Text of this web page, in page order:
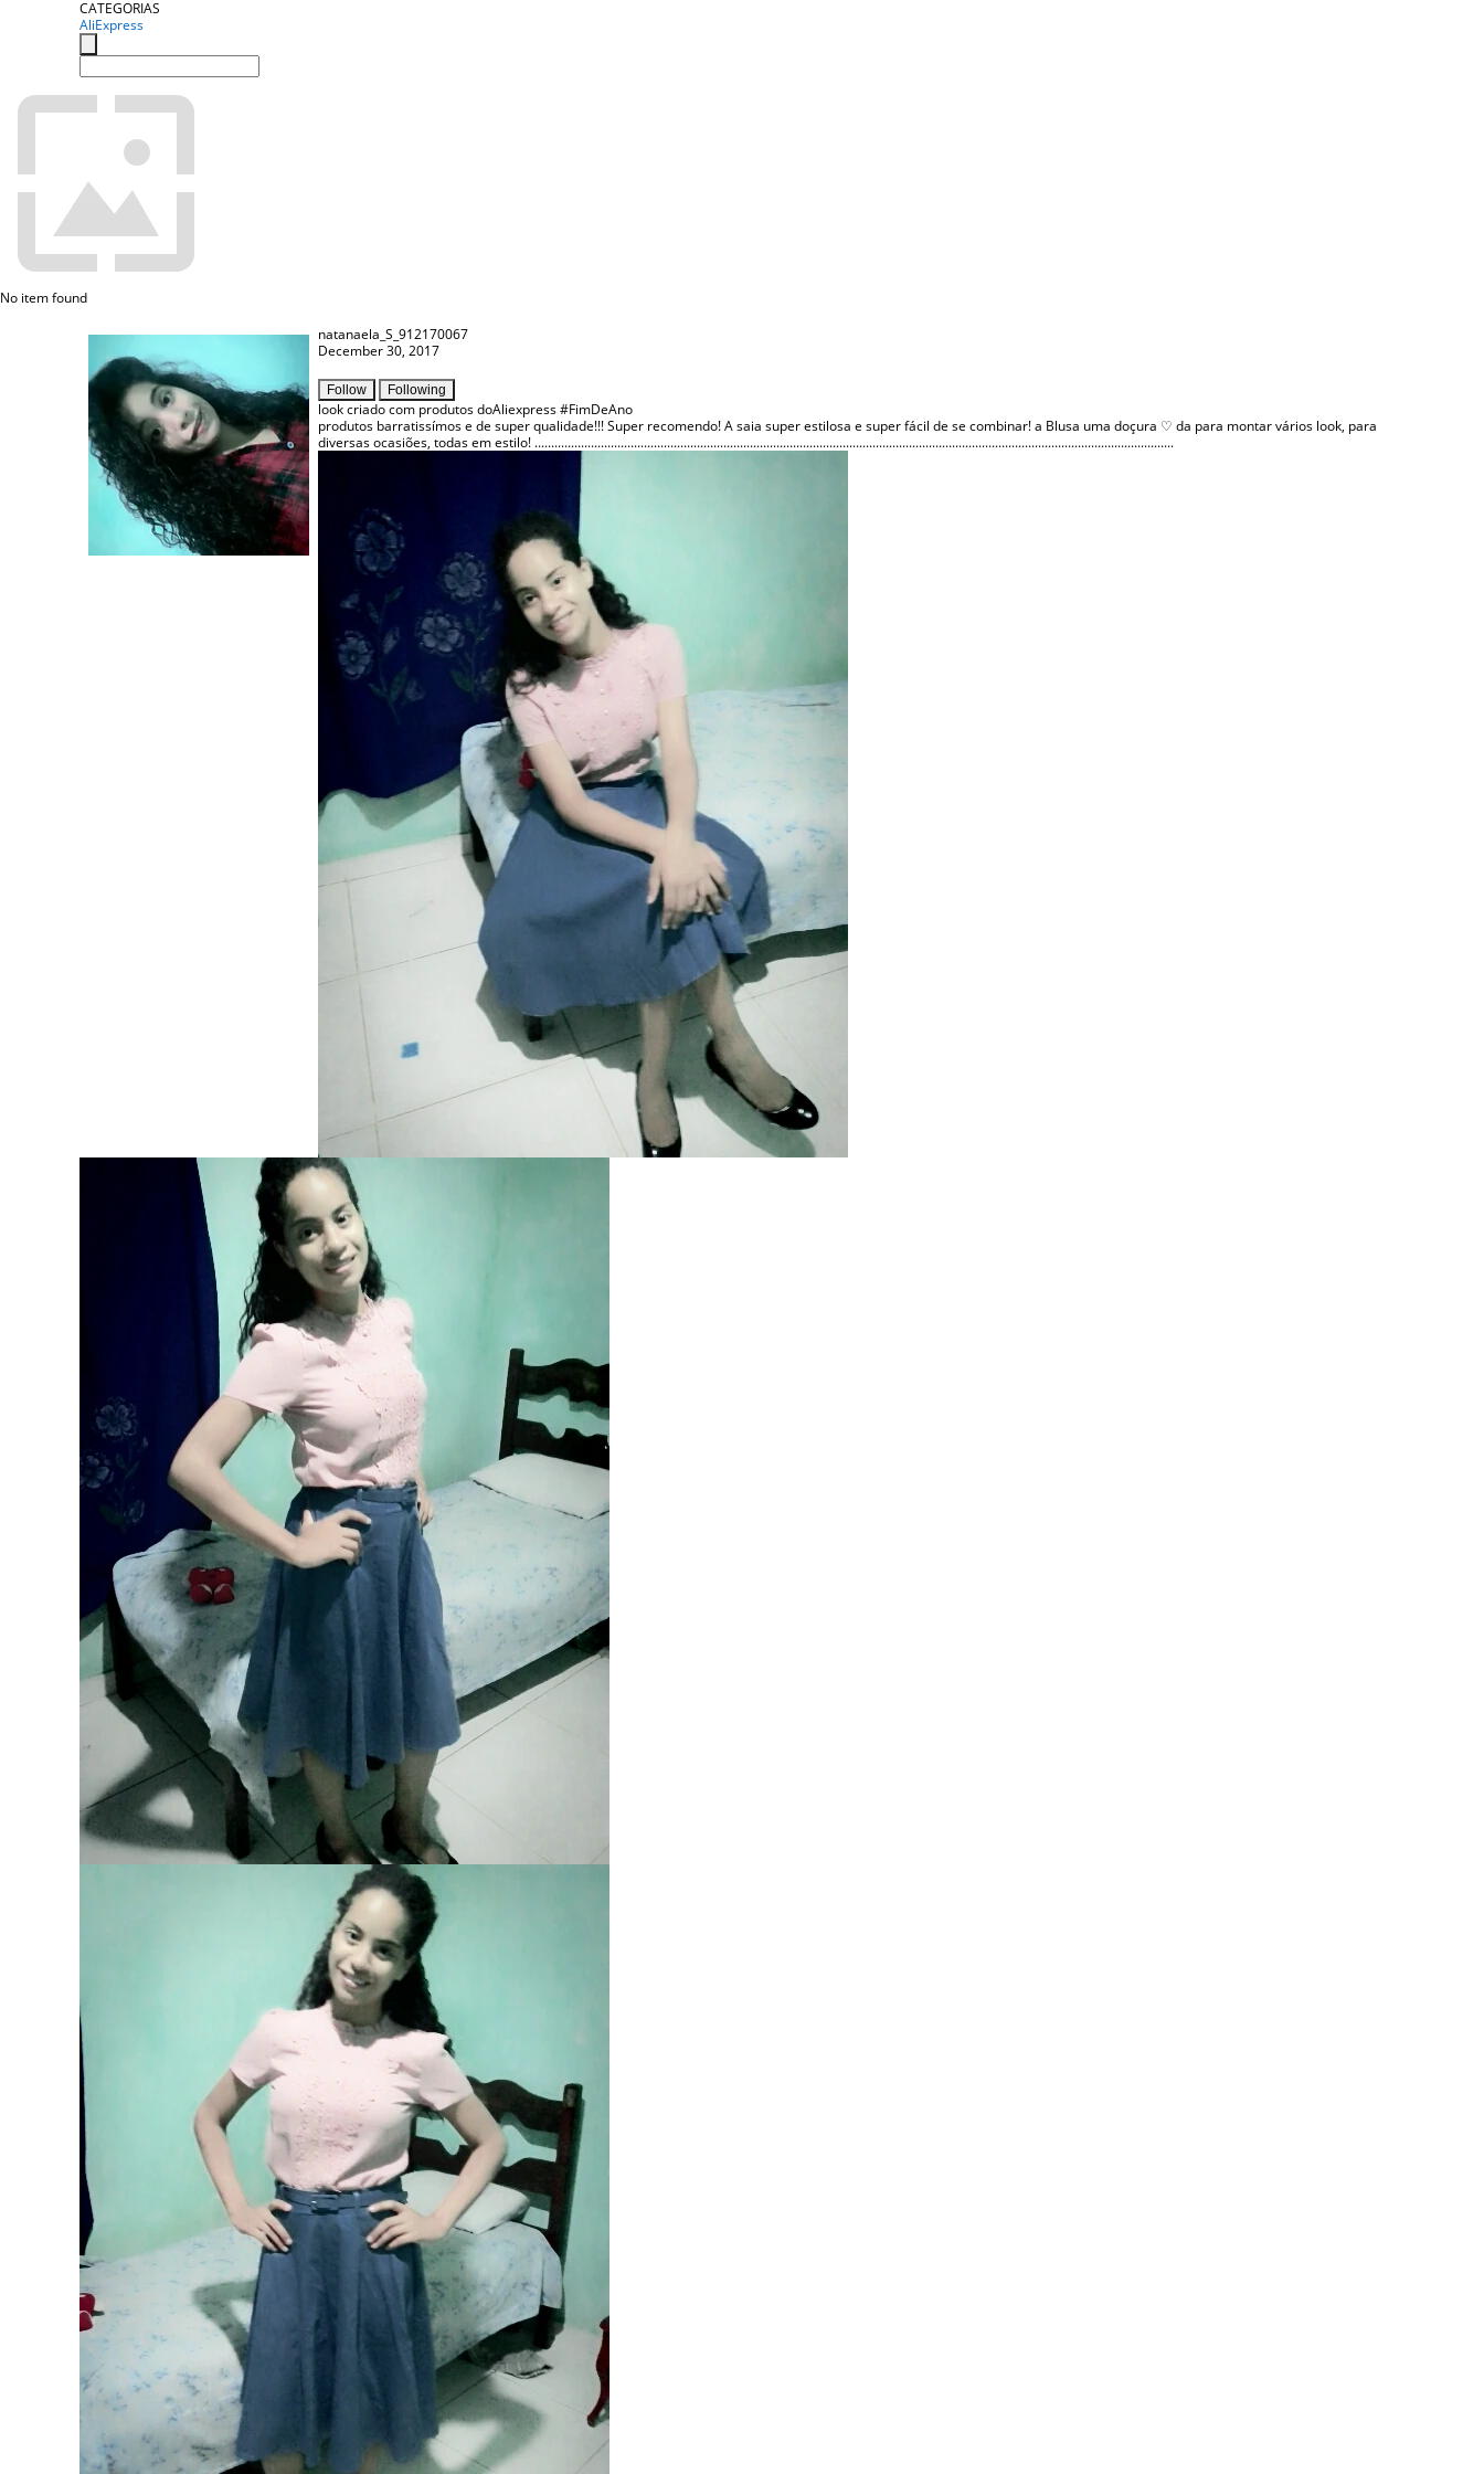
CATEGORIAS
AliExpress
No item found
natanaela_S_912170067
December 30, 2017
Follow Following
look criado com produtos doAliexpress #FimDeAno
produtos barratissímos e de super qualidade!!! Super recomendo! A saia super estilosa e super fácil de se combinar! a Blusa uma doçura ♡ da para montar vários look, para
diversas ocasiões, todas em estilo! .................................................................................................................................................................................................